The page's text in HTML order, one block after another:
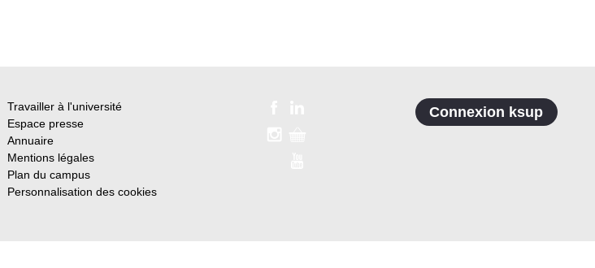
Travailler à l'université
Espace presse
Annuaire
Mentions légales
Plan du campus
Personnalisation des cookies
Connexion ksup